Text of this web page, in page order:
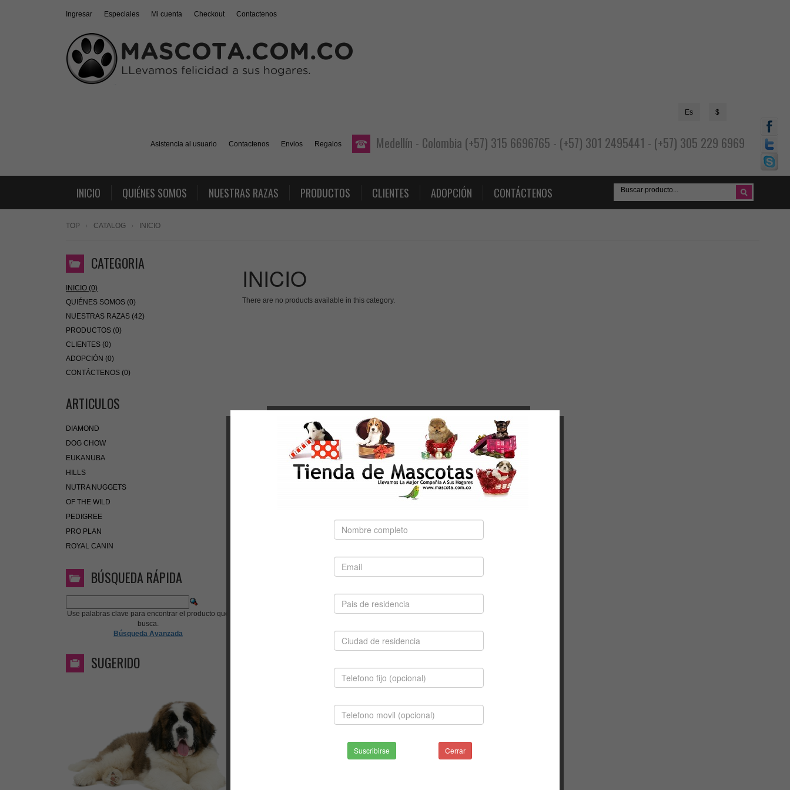
Ingresar Especiales Mi cuenta Checkout Contactenos
$
Es
Medellín - Colombia (+57) 315 6696765 - (+57) 301 2495441 - (+57) 305 229 6969
Asistencia al usuario Contactenos Envios Regalos
INICIO QUIÉNES SOMOS NUESTRAS RAZAS PRODUCTOS CLIENTES ADOPCIÓN CONTÁCTENOS
TOP CATALOG INICIO
INICIO
There are no products available in this category.
CATEGORIA
INICIO (0)
QUIÉNES SOMOS (0)
NUESTRAS RAZAS (42)
PRODUCTOS (0)
CLIENTES (0)
ADOPCIÓN (0)
CONTÁCTENOS (0)
ARTICULOS
DIAMOND
DOG CHOW
EUKANUBA
HILLS
NUTRA NUGGETS
OF THE WILD
PEDIGREE
PRO PLAN
ROYAL CANIN
BÚSQUEDA RÁPIDA
Use palabras clave para encontrar el producto que
busca.
Búsqueda Avanzada
SUGERIDO
Suscribirse Cerrar